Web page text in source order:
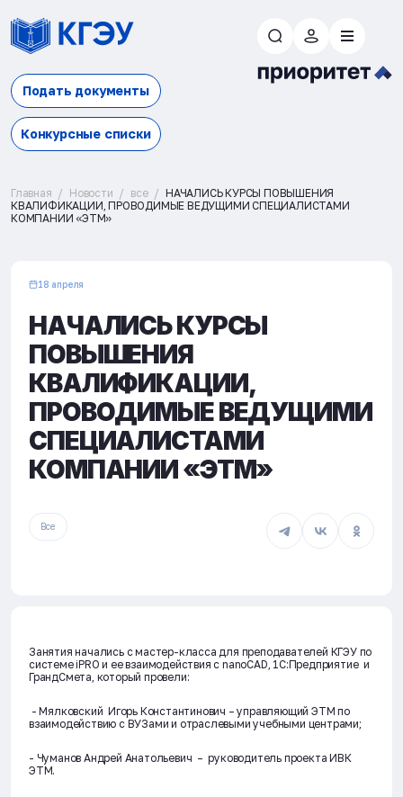
Подать документы
Конкурсные списки
Главная Новости все
НАЧАЛИСЬ КУРСЫ ПОВЫШЕНИЯ
КВАЛИФИКАЦИИ, ПРОВОДИМЫЕ ВЕДУЩИМИ СПЕЦИАЛИСТАМИ
КОМПАНИИ «ЭТМ»
18 апреля
НАЧАЛИСЬ КУРСЫ
ПОВЫШЕНИЯ
КВАЛИФИКАЦИИ,
ПРОВОДИМЫЕ ВЕДУЩИМИ
СПЕЦИАЛИСТАМИ
КОМПАНИИ «ЭТМ»
Все
Занятия начались с мастер-класса для преподавателей КГЭУ по
системе iPRO и ее взаимодействия с nanoCAD, 1С:Предприятие и
ГрандСмета, который провели:
- Мялковский Игорь Константинович – управляющий ЭТМ по
взаимодействию с ВУЗами и отраслевыми учебными центрами;
- Чуманов Андрей Анатольевич – руководитель проекта ИВК
ЭТМ.